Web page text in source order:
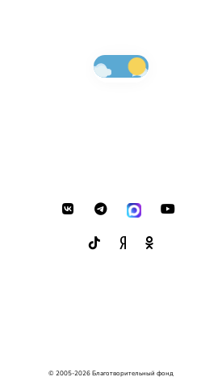
© 2005-2026 Благотворительный фонд